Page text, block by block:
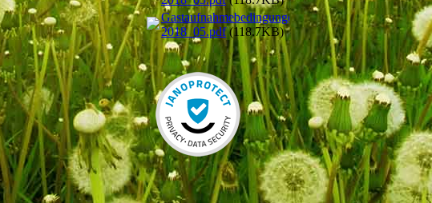
Gastaufnahmebedingungen
2018_05.pdf(118.7KB)